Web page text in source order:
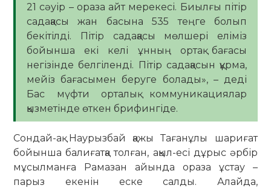
21 сәуір – ораза айт мерекесі. Биылғы пітір
садақасы жан басына 535 теңге болып
бекітілді. Пітір садақасы мөлшері еліміз
бойынша екі келі ұнның ортақ бағасы
негізінде белгіленді. Пітір садақасын құрма,
мейіз бағасымен беруге болады», – деді
Бас мүфти орталық коммуникациялар
қызметінде өткен брифингіде.
Сондай-ақ Наурызбай қажы Тағанұлы шариғат
бойынша балиғатқа толған, ақыл-есі дұрыс әрбір
мұсылманға Рамазан айында ораза ұстау –
парыз екенін еске салды. Алайда,